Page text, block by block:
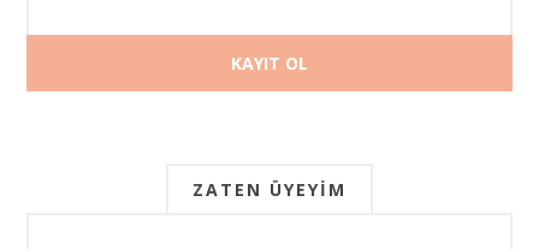
ZATEN ÜYEYIM